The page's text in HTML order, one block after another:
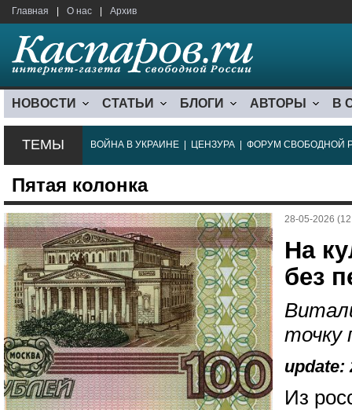
Главная О нас Архив
НОВОСТИ СТАТЬИ БЛОГИ АВТОРЫ В
ТЕМЫ ВОЙНА В УКРАИНЕ ЦЕНЗУРА ФОРУМ СВОБОДНОЙ
Пятая колонка
28-05-2026
На
без
точку
update:
Из